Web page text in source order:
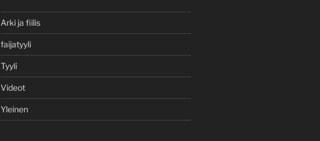
Arki ja fiilis
faijatyyli
Tyyli
Videot
Yleinen